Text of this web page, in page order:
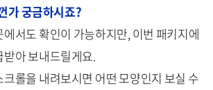
가 궁금하시죠?
서도 확인이 가능하지만, 이번 패키지에
아 보내드릴게요.
롤을 내려보시면 어떤 모양인지 보실 수